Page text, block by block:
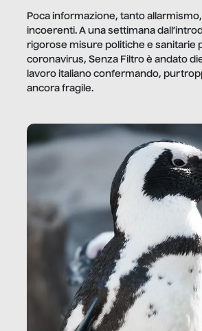
Poca informazione, tanto
incoerenti. A una settimana
rigorose misure politiche e sanitarie
coronavirus, Senza Filtro è andato
lavoro italiano confermando,
ancora fragile.